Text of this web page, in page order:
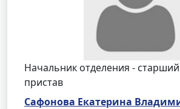
Начальник отделения -
пристав
Сафонова Екатерина